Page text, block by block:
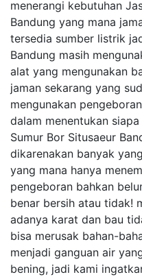
menerangi kebutuhan
Bandung yang mana
tersedia sumber listrik
Bandung masih
alat yang mengunakan
jaman sekarang yang
mengunakan
dalam menentukan
Sumur Bor Situsaeur
dikarenakan banyak
yang mana hanya
pengeboran bahkan
benar bersih atau tidak!
adanya karat dan bau
bisa merusak bahan-
menjadi ganguan air
bening, jadi kami